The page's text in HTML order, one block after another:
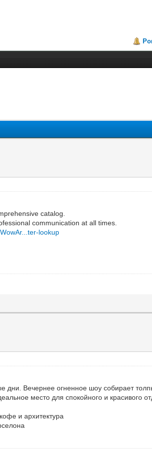
catalog.
communication at all times.
lookup
дни. Вечернее огненное шоу собирает
место для спокойного и красивого
и архитектура